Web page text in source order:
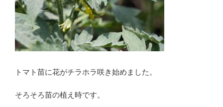
トマト苗に花がチラホラ咲き始めました。
そろそろ苗の植え時です。